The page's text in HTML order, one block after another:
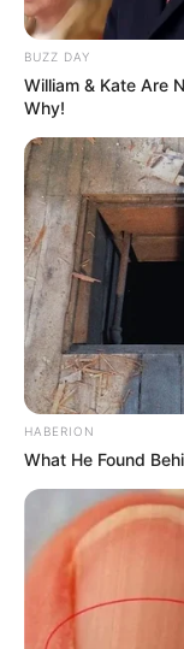
BUZZ DAY
William & Kate Are
Why!
HABERION
What He Found